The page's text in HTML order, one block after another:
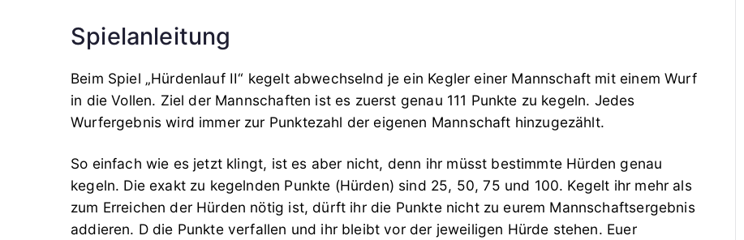
Spielanleitung
Beim Spiel „Hürdenlauf II“ kegelt abwechselnd je ein Kegler einer Mannschaft mit einem Wurf
in die Vollen. Ziel der Mannschaften ist es zuerst genau 111 Punkte zu kegeln. Jedes
Wurfergebnis wird immer zur Punktezahl der eigenen Mannschaft hinzugezählt.
So einfach wie es jetzt klingt, ist es aber nicht, denn ihr müsst bestimmte Hürden genau
kegeln. Die exakt zu kegelnden Punkte (Hürden) sind 25, 50, 75 und 100. Kegelt ihr mehr als
zum Erreichen der Hürden nötig ist, dürft ihr die Punkte nicht zu eurem Mannschaftsergebnis
addieren. D die Punkte verfallen und ihr bleibt vor der jeweiligen Hürde stehen. Euer